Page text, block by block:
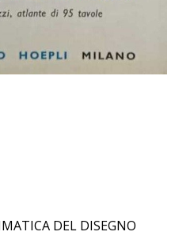
DEL DISEGNO